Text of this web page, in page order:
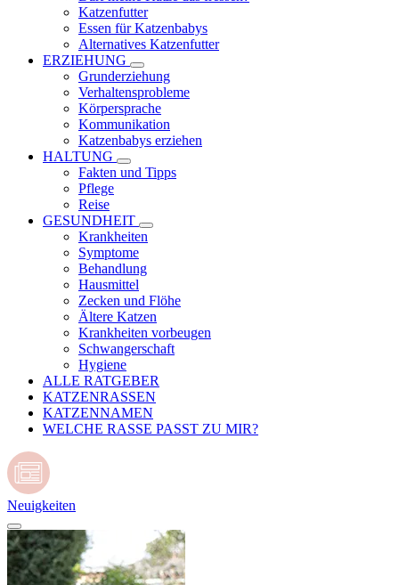
Katzenfutter
Essen für Katzenbabys
Alternatives Katzenfutter
ERZIEHUNG
Grunderziehung
Verhaltensprobleme
Körpersprache
Kommunikation
Katzenbabys erziehen
HALTUNG
Fakten und Tipps
Pflege
Reise
GESUNDHEIT
Krankheiten
Symptome
Behandlung
Hausmittel
Zecken und Flöhe
Ältere Katzen
Krankheiten vorbeugen
Schwangerschaft
Hygiene
ALLE RATGEBER
KATZENRASSEN
KATZENNAMEN
WELCHE RASSE PASST ZU MIR?
Neuigkeiten